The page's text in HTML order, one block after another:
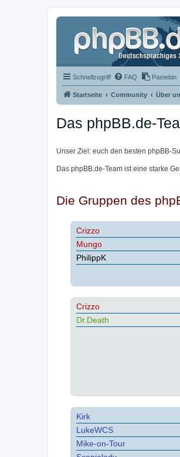
Schnellzugriff FAQ Pastebin
Startseite Community Über
Das phpBB.de-
Unser Ziel: euch den besten phpBB-
Das phpBB.de-Team ist eine starke
Die Gruppen des
Crizzo
Mungo
PhilippK
Crizzo
Dr.Death
Kirk
LukeWCS
Mike-on-Tour